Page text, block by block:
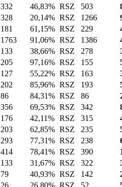
332 46,83% RSZ 503
328 20,14% RSZ 1266
181 61,15% RSZ 229
1763 91,06% RSZ 1386
133 38,66% RSZ 278
205 97,16% RSZ 155
127 55,22% RSZ 163
202 85,96% RSZ 193
86 84,31% RSZ 86
356 69,53% RSZ 342
176 42,11% RSZ 315
203 62,85% RSZ 235
293 77,31% RSZ 238
414 78,41% RSZ 390
133 31,67% RSZ 322
79 40,93% RSZ 142
26 26,80% RSZ 52